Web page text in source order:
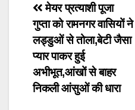
Post
navigation
मेयर प्रत्याशी पूजा
गुप्ता को रामनगर वासियों ने
लड्डुओं से तोला,बेटी जैसा
प्यार पाकर हुई
अभीभूत,आंखों से बाहर
निकली आंसुओं की धारा